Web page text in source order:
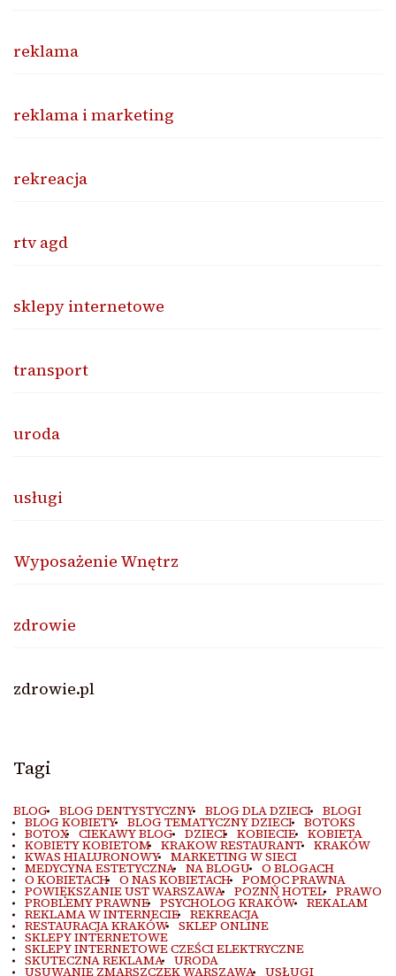
reklama
reklama i marketing
rekreacja
rtv agd
sklepy internetowe
transport
uroda
usługi
Wyposażenie Wnętrz
zdrowie
zdrowie.pl
Tagi
BLOG BLOG DENTYSTYCZNY BLOG DLA DZIECI BLOGI
BLOG KOBIETY BLOG TEMATYCZNY DZIECI BOTOKS
BOTOX CIEKAWY BLOG DZIECI KOBIECIE KOBIETA
KOBIETY KOBIETOM KRAKOW RESTAURANT KRAKÓW
KWAS HIALURONOWY MARKETING W SIECI
MEDYCYNA ESTETYCZNA NA BLOGU O BLOGACH
O KOBIETACH O NAS KOBIETACH POMOC PRAWNA
POWIĘKSZANIE UST WARSZAWA POZNŃ HOTEL PRAWO
PROBLEMY PRAWNE PSYCHOLOG KRAKÓW REKALAM
REKLAMA W INTERNECIE REKREACJA
RESTAURACJA KRAKÓW SKLEP ONLINE
SKLEPY INTERNETOWE
SKLEPY INTERNETOWE CZEŚCI ELEKTRYCZNE
SKUTECZNA REKLAMA URODA
USUWANIE ZMARSZCZEK WARSZAWA USŁUGI